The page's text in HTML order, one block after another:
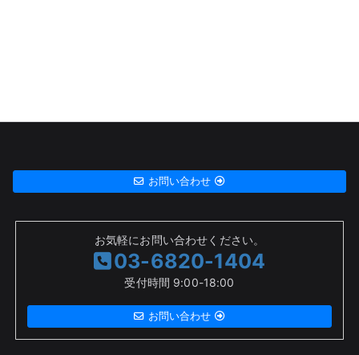
お問い合わせ
お気軽にお問い合わせください。
03-6820-1404
受付時間 9:00-18:00
お問い合わせ